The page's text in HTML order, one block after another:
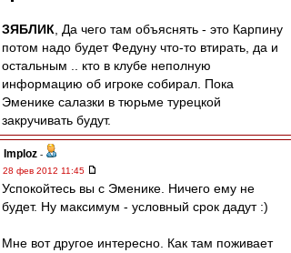
ЗЯБЛИК , Да чего там объяснять - это Карпину
потом надо будет Федуну что-то втирать, да и
остальным .. кто в клубе неполную
информацию об игроке собирал. Пока
Эменике салазки в тюрьме турецкой
закручивать будут.
Imploz -
28 фев 2012 11:45
Успокойтесь вы с Эменике. Ничего ему не
будет. Ну максимум - условный срок дадут :)
Мне вот другое интересно. Как там поживает